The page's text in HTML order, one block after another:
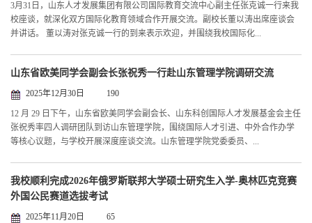
3月31日，山东人才发展集团有限公司国际教育交流中心副主任张克诚一行来我
校座谈，就深化双方国际化教育领域合作开展交流。副校长董以涛出席座谈会
并讲话。 董以涛对张克诚一行的到来表示欢迎，并围绕我校国际化...
山东省欧美同学会副会长张祝秀一行赴山东管理学院调研交流
2025年12月30日 190
12 月 29 日下午，山东省欧美同学会副会长、山东科创国际人才发展基金会主任
张祝秀率四人调研团队到访山东管理学院，围绕国际人才引进、中外合作办学
等核心议题，与学校开展深度座谈交流。山东管理学院党委委员、...
我校顺利完成2026年俄罗斯联邦大学硕士研究生入学-奥林匹克竞赛
外国公民赛道选拔考试
2025年11月20日 65